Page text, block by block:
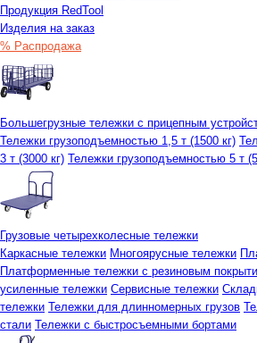
Продукция RedTool
Изделия на заказ
% Распродажа
Большегрузные тележки с прицепным
Тележки грузоподъемностью 1,5 т (1500 кг)
3 т (3000 кг) Тележки грузоподъемностью 5 т
Грузовые четырехколесные тележки
Каркасные тележки Многоярусные тележки
Платформенные тележки с резиновым
усиленные тележки Сервисные тележки
тележки Тележки для длинномерных грузов
стали Тележки с быстросъемными бортами